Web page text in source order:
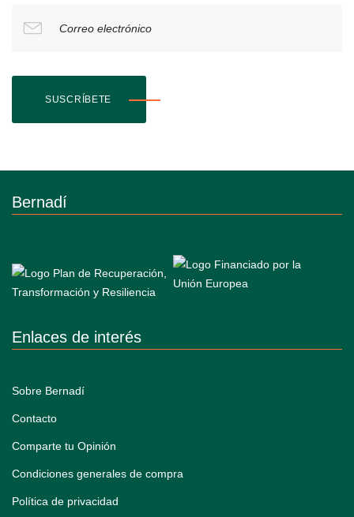
Correo electrónico
SUSCRÍBETE
Bernadí
Enlaces de interés
Sobre Bernadí
Contacto
Comparte tu Opinión
Condiciones generales de compra
Política de privacidad